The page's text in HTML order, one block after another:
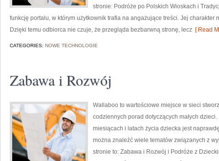
stronie: Podróże po Polskich Wioskach i
funkcję portalu, w którym użytkownik trafia na angażujące treści. Jej charakter
Dzięki temu odbiorca nie czuje, że przegląda bezbarwną stronę, lecz [ Read
CATEGORIES: NOWE TECHNOLOGIE
Zabawa i Rozwój
Wallaboo to wartościowe miejsce w sieci
codziennych porad dotyczących małych
miesiącach i latach życia dziecka jest
można znaleźć wiele tematów związanych z
stronie to: Zabawa i Rozwój i Podróże z